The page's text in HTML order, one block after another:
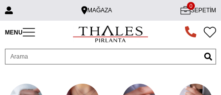
MAĞAZA SEPETIM
0
MENU